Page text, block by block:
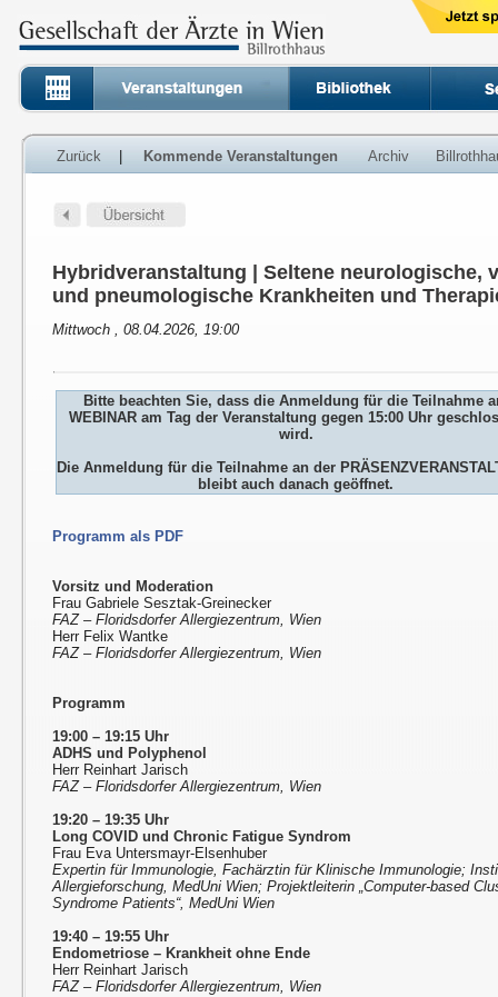
Zurück Kommende Veranstaltungen Archiv
Hybridveranstaltung | Seltene neurologische,
und pneumologische Krankheiten und
Mittwoch , 08.04.2026, 19:00
Bitte beachten Sie, dass die Anmeldung für die Teilnahme
WEBINAR am Tag der Veranstaltung gegen 15:00 Uhr
wird.
Die Anmeldung für die Teilnahme an der
bleibt auch danach geöffnet.
Programm als PDF
Vorsitz und Moderation
Frau Gabriele Sesztak-Greinecker
FAZ – Floridsdorfer Allergiezentrum, Wien
Herr Felix Wantke
FAZ – Floridsdorfer Allergiezentrum, Wien
Programm
19:00 – 19:15 Uhr
ADHS und Polyphenol
Herr Reinhart Jarisch
FAZ – Floridsdorfer Allergiezentrum, Wien
19:20 – 19:35 Uhr
Long COVID und Chronic Fatigue Syndrom
Frau Eva Untersmayr-Elsenhuber
Expertin für Immunologie, Fachärztin für Klinische Immunologie;
Allergieforschung, MedUni Wien; Projektleiterin „Computer-based
Syndrome Patients“, MedUni Wien
19:40 – 19:55 Uhr
Endometriose – Krankheit ohne Ende
Herr Reinhart Jarisch
FAZ – Floridsdorfer Allergiezentrum, Wien